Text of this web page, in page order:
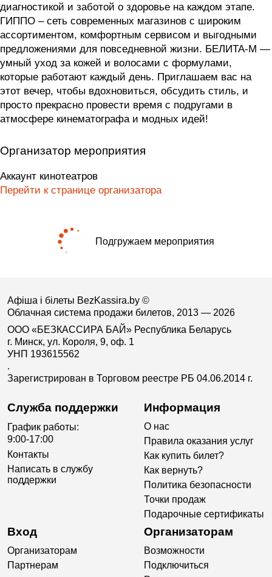
диагностикой и заботой о здоровье на каждом этапе.
ГИППО – сеть современных магазинов с широким
ассортиментом, комфортным сервисом и выгодными
предложениями для повседневной жизни. БЕЛИТА-М —
умный уход за кожей и волосами с формулами,
которые работают каждый день. Приглашаем вас на
этот вечер, чтобы вдохновиться, обсудить стиль, и
просто прекрасно провести время с подругами в
атмосфере кинематографа и модных идей!
Организатор мероприятия
Аккаунт кинотеатров
Перейти к странице организатора
Подгружаем мероприятия
Афіша і білеты BezKassira.by ©
Облачная система продажи билетов, 2013 — 2026
ООО «БЕЗКАССИРА БАЙ» Республика Беларусь
г. Минск, ул. Короля, 9, оф. 1
УНП 193615562
.
Зарегистрирован в Торговом реестре РБ 04.06.2014 г.
Служба поддержки
График работы:
9:00-17:00
Контакты
Написать в службу
поддержки
Информация
О нас
Правила оказания услуг
Как купить билет?
Как вернуть?
Политика безопасности
Точки продаж
Подарочные сертификаты
Вход
Организаторам
Партнерам
Организаторам
Возможности
Подключиться